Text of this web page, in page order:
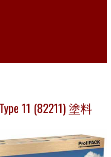
11 (82211) 塗料